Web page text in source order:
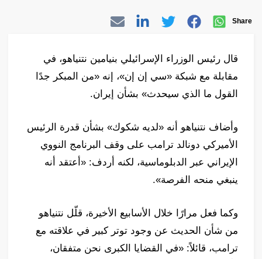
Share
قال رئيس الوزراء الإسرائيلي بنيامين نتنياهو، في
مقابلة مع شبكة «سي إن إن»، إنه «من المبكر جدًا
القول ما الذي سيحدث» بشأن إيران.
وأضاف نتنياهو أنه «لديه شكوك» بشأن قدرة الرئيس
الأميركي دونالد ترامب على وقف البرنامج النووي
الإيراني عبر الدبلوماسية، لكنه أردف: «أعتقد أنه
ينبغي منحه الفرصة».
وكما فعل مرارًا خلال الأسابيع الأخيرة، قلّل نتنياهو
من شأن الحديث عن وجود توتر كبير في علاقته مع
ترامب، قائلاً: «في القضايا الكبرى نحن متفقان،